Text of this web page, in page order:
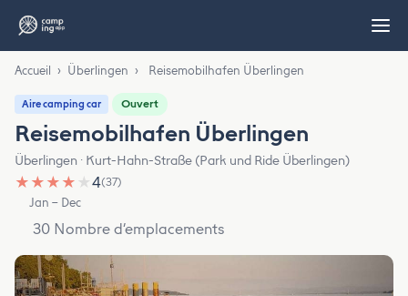
Accueil › Überlingen › Reisemobilhafen Überlingen
Aire camping car Ouvert
Reisemobilhafen Überlingen
Überlingen · Kurt-Hahn-Straße (Park und Ride Überlingen)
★ ★ ★ ★ ★4(37)
Jan – Dec
30 Nombre d’emplacements